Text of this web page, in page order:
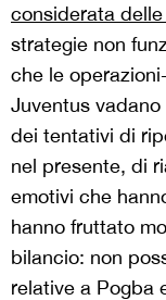
considerata
strategie non
che le
Juventus
dei tentativi di
nel presente, di
emotivi che
hanno fruttato
bilancio: non
relative a Pogba